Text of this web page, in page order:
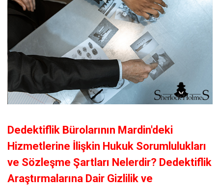
Dedektiflik Bürolarının Mardin'deki
Hizmetlerine İlişkin Hukuk Sorumlulukları
ve Sözleşme Şartları Nelerdir? Dedektiflik
Araştırmalarına Dair Gizlilik ve